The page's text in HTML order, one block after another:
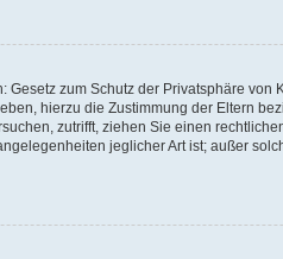
zum Schutz der Privatsphäre
hierzu die Zustimmung der Eltern
zutrifft, ziehen Sie einen
jeglicher Art ist; außer